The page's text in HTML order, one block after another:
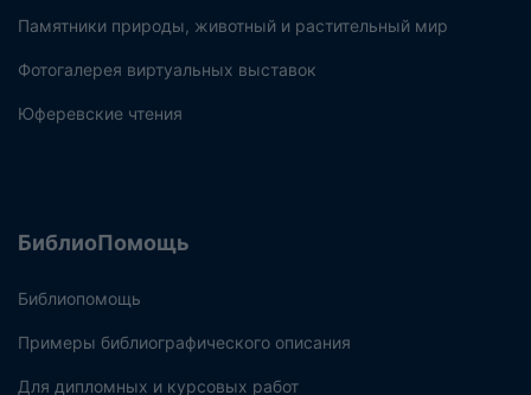
Памятники природы, животный и растительный мир
Фотогалерея виртуальных выставок
Юферевские чтения
БиблиоПомощь
Библиопомощь
Примеры библиографического описания
Для дипломных и курсовых работ